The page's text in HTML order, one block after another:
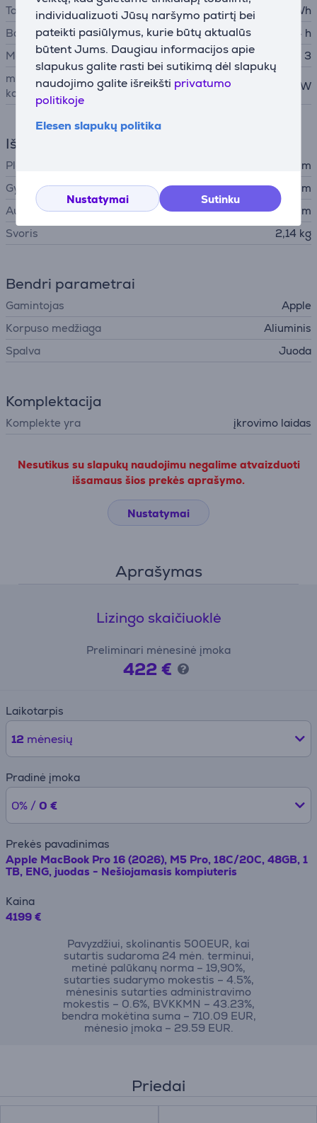
individualizuoti Jūsų naršymo patirtį bei
pateikti pasiūlymus, kurie būtų aktualūs
būtent Jums. Daugiau informacijos apie
slapukus galite rasti bei sutikimą dėl slapukų
naudojimo galite išreikšti privatumo
politikoje
Elesen slapukų politika
Nustatymai Sutinku
Talpa
100 Wh
Baterijos veikimo laikas
24 h
Maitinimo adapterio jungtis
Apple MagSafe 3
minimali nešiojamojo
kompiuterio įvesties galia
140 W
Išmatavimai
Plotis
35,57 cm
Gylis
24,81 cm
Aukštis
1,68 cm
Svoris
2,14 kg
Bendri parametrai
Gamintojas
Apple
Korpuso medžiaga
Aliuminis
Spalva
Juoda
Komplektacija
Komplekte yra įkrovimo laidas
Nesutikus su slapukų naudojimu negalime atvaizduoti
išsamaus šios prekės aprašymo.
Nustatymai
Aprašymas
Lizingo skaičiuoklė
Preliminari mėnesinė įmoka
422 €
Laikotarpis
12 mėnesių
Pradinė įmoka
0% / 0 €
Prekės pavadinimas
Apple MacBook Pro 16 (2026), M5 Pro, 18C/20C, 48GB, 1
TB, ENG, juodas - Nešiojamasis kompiuteris
Kaina
4199 €
Pavyzdžiui, skolinantis 500EUR, kai
sutartis sudaroma 24 mėn. terminui,
metinė palūkanų norma – 19,90%,
sutarties sudarymo mokestis – 4.5%,
mėnesinis sutarties administravimo
mokestis – 0.6%, BVKKMN – 43.23%,
bendra mokėtina suma – 710.09 EUR,
mėnesio įmoka – 29.59 EUR.
Priedai